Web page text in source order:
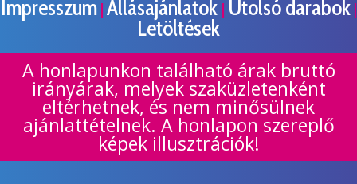
Impresszum| Állásajánlatok | Utolsó darabok|
Letöltések
A honlapunkon található árak bruttó
irányárak, melyek szaküzletenként
eltérhetnek, és nem minősülnek
ajánlattételnek. A honlapon szereplő
képek illusztrációk!